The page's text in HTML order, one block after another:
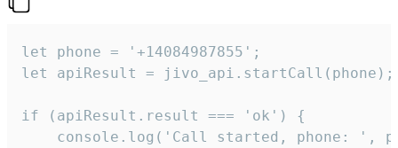
let phone = '+14084987855';
let apiResult = jivo_api.startCall(phone);
if (apiResult.result === 'ok') {
console.log('Call started, phone: ',